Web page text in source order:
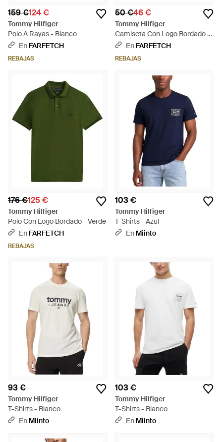
159 €124 €
Tommy Hilfiger
Polo A Rayas - Blanco
En FARFETCH
REBAJAS
50 €46 €
Tommy Hilfiger
Camiseta Con Logo Bordado -
AzulEn FARFETCH
REBAJAS
176 €125 €
Tommy Hilfiger
Polo Con Logo Bordado - Verde
En FARFETCH
REBAJAS
103 €
Tommy Hilfiger
T-Shirts - Azul
En Miinto
93 €
Tommy Hilfiger
T-Shirts - Blanco
En Miinto
103 €
Tommy Hilfiger
T-Shirts - Blanco
En Miinto